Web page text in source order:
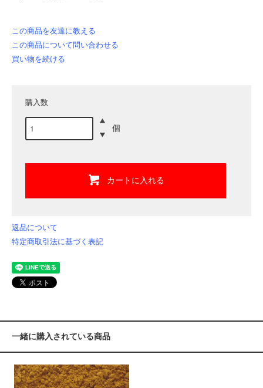
この商品を友達に教える
この商品について問い合わせる
買い物を続ける
購入数
個
カートに入れる
返品について
特定商取引法に基づく表記
一緒に購入されている商品